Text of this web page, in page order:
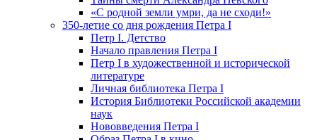
«С родной земли умри, да не сходи!»
350-летие со дня рождения Петра I
Петр I. Детство
Начало правления Петра I
Петр I в художественной и исторической
литературе
Личная библиотека Петра I
История Библиотеки Российской академии
наук
Нововведения Петра I